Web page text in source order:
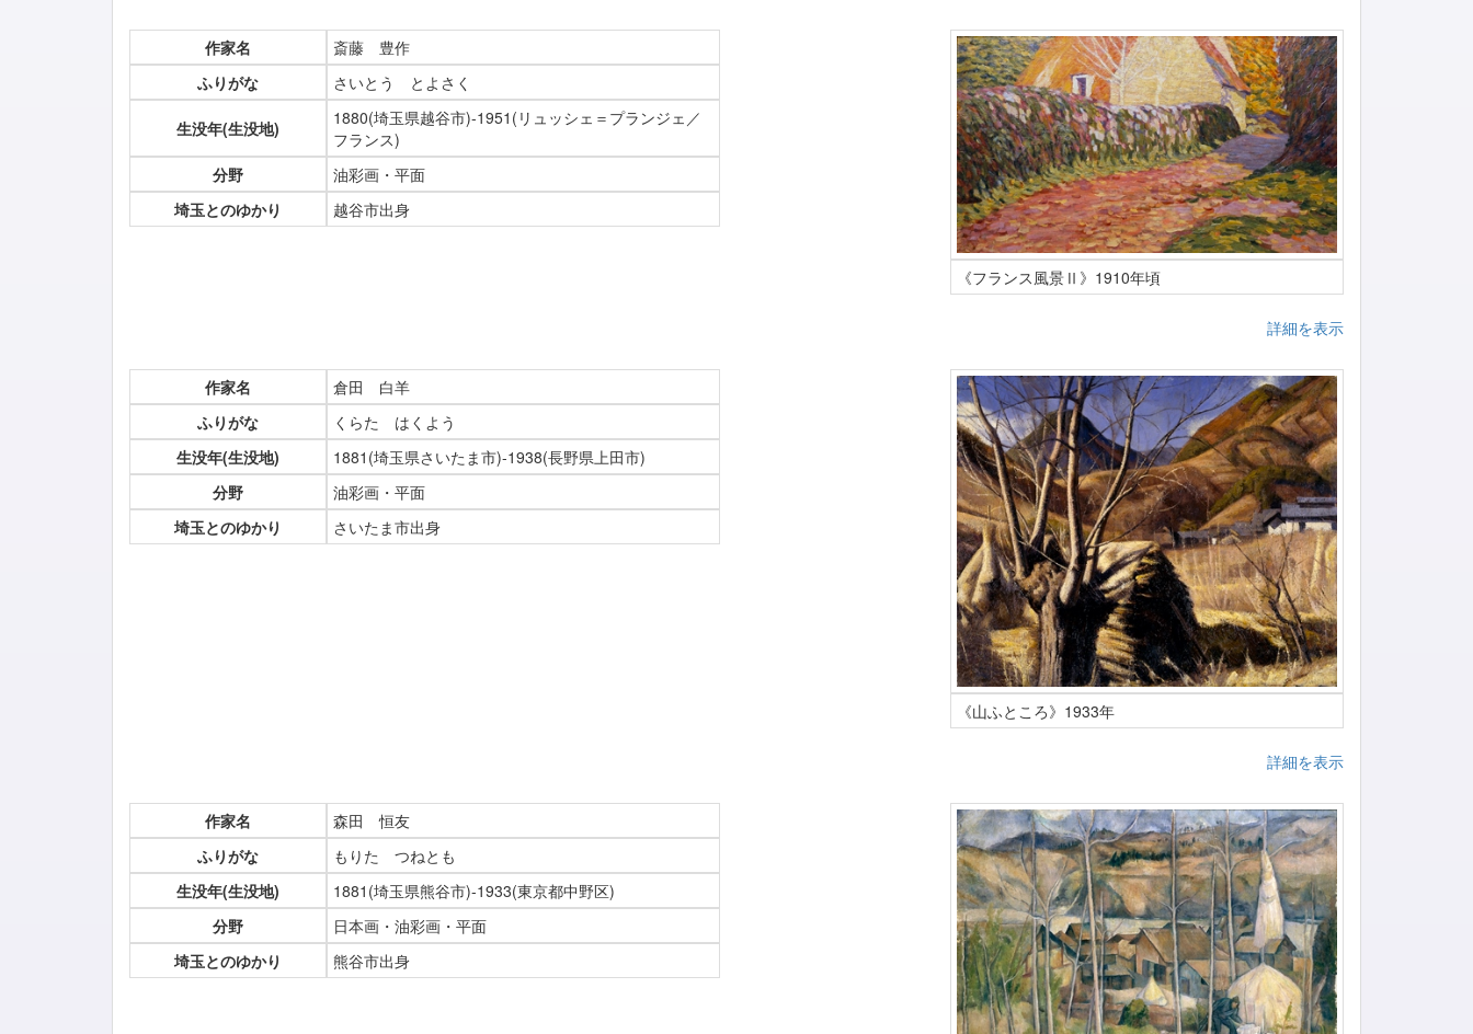
作家名
斎藤 豊作
ふりがな
さいとう とよさく
生没年(生没地)
1880(埼玉県越谷市)-1951(リュッシェ＝プランジェ／
フランス)
分野
油彩画・平面
埼玉とのゆかり
越谷市出身
《フランス風景Ⅱ》1910年頃
詳細を表示
作家名
倉田 白羊
ふりがな
くらた はくよう
生没年(生没地)
1881(埼玉県さいたま市)-1938(長野県上田市)
分野
油彩画・平面
埼玉とのゆかり
さいたま市出身
《山ふところ》1933年
詳細を表示
作家名
森田 恒友
ふりがな
もりた つねとも
生没年(生没地)
1881(埼玉県熊谷市)-1933(東京都中野区)
分野
日本画・油彩画・平面
埼玉とのゆかり
熊谷市出身